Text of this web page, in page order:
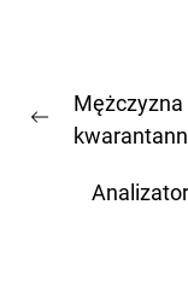
wpisu
Previous
Mężczyzna